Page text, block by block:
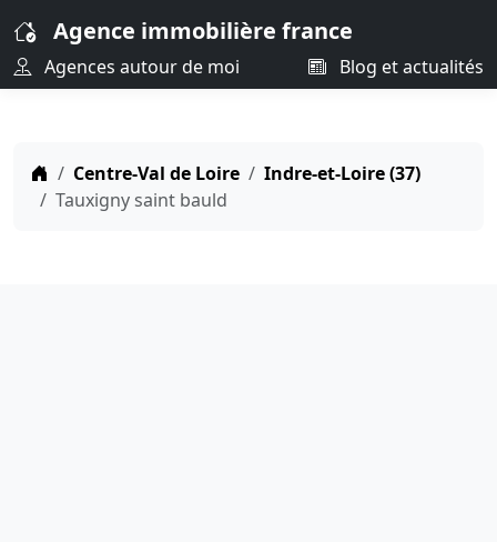
Agence immobilière france
Agences autour de moi Blog et actualités
Centre-Val de Loire
Indre-et-Loire (37)
Tauxigny saint bauld